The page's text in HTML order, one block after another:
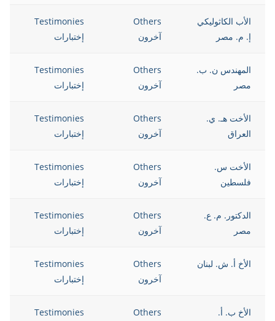
الأب الكاثوليكي
إ. م. مصر
Others
آخرون
Testimonies
إختبارات
المهندس ن. ب.
مصر
Others
آخرون
Testimonies
إختبارات
الأخت هـ. ي.
العراق
Others
آخرون
Testimonies
إختبارات
الأخت س.
فلسطين
Others
آخرون
Testimonies
إختبارات
الدكتور. م. ع.
مصر
Others
آخرون
Testimonies
إختبارات
الأخ أ. ش. لبنان
Others
آخرون
Testimonies
إختبارات
الأخ ب. أ.
Others
Testimonies